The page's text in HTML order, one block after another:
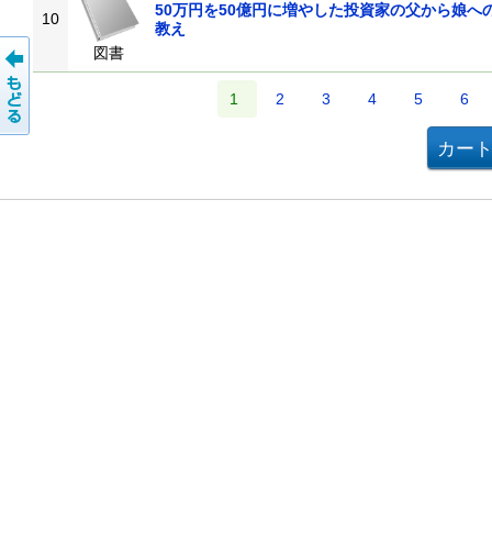
10
図書
50万円を50億円に増やした投資家の父から娘へ
教え
1 2 3 4 5 6